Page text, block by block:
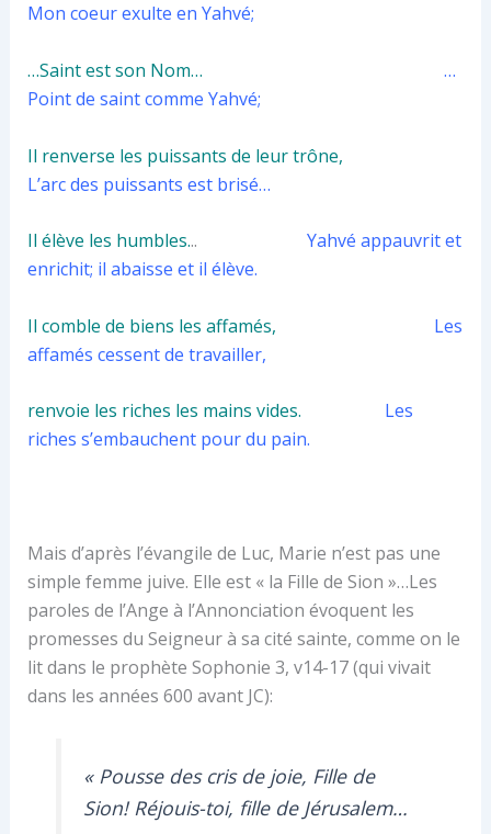
Mon coeur exulte en Yahvé;
…Saint est son Nom…
…
Point de saint comme Yahvé;
Il renverse les puissants de leur trône,
L’arc des puissants est brisé…
Il élève les humbles...
Yahvé appauvrit et
enrichit; il abaisse et il élève.
Il comble de biens les affamés,
Les
affamés cessent de travailler,
renvoie les riches les mains vides.
Les
riches s’embauchent pour du pain.
Mais d’après l’évangile de Luc, Marie n’est pas une
simple femme juive. Elle est « la Fille de Sion »…Les
paroles de l’Ange à l’Annonciation évoquent les
promesses du Seigneur à sa cité sainte, comme on le
lit dans le prophète Sophonie 3, v14-17 (qui vivait
dans les années 600 avant JC):
« Pousse des cris de joie, Fille de
Sion! Réjouis-toi, fille de Jérusalem…